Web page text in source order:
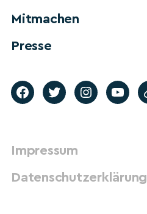
Mitmachen
Presse
Impressum
Datenschutzerklärung